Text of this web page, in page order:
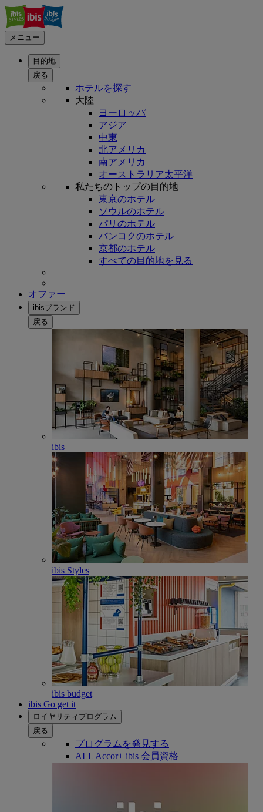
メニュー
目的地
戻る
ホテルを探す
大陸
ヨーロッパ
アジア
中東
北アメリカ
南アメリカ
オーストラリア太平洋
私たちのトップの目的地
東京のホテル
ソウルのホテル
パリのホテル
バンコクのホテル
京都のホテル
すべての目的地を見る
オファー
ibisブランド
戻る
ibis
ibis Styles
ibis budget
ibis Go get it
ロイヤリティプログラム
戻る
プログラムを発見する
ALL Accor+ ibis 会員資格